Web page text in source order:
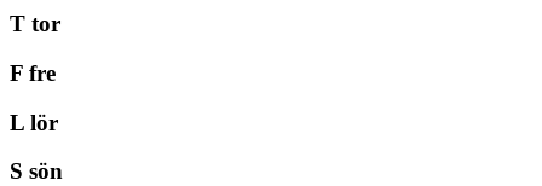
T tor
F fre
L lör
S sön